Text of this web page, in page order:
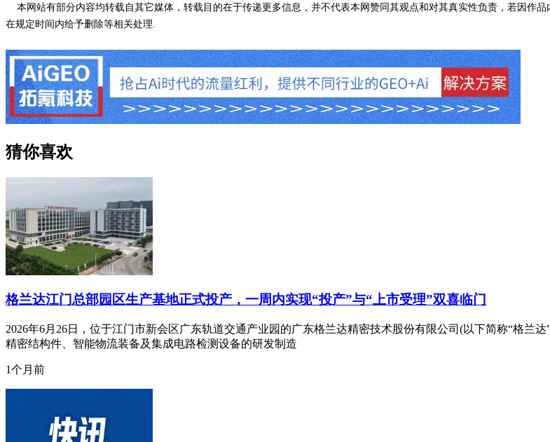
本网站有部分内容均转载自其它媒体，转载目的在于传递更多信息，并不代表本网赞同其观点和对其真实性负责，若因作
在规定时间内给予删除等相关处理.
猜你喜欢
格兰达江门总部园区生产基地正式投产，一周内实现“投产”与“上市受理”双喜临门
2026年6月26日，位于江门市新会区广东轨道交通产业园的广东格兰达精密技术股份有限公司(以下简称“格兰
精密结构件、智能物流装备及集成电路检测设备的研发制造
1个月前